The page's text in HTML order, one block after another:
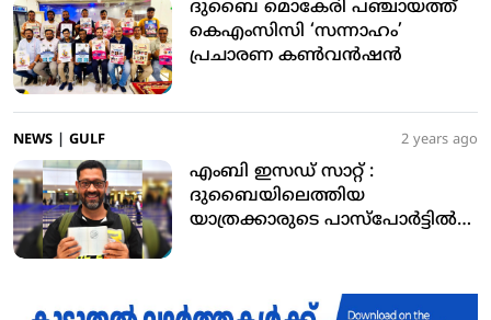
ദുബൈ മൊകേരി പഞ്ചായത്ത്
കെഎംസിസി ‘സന്നാഹം’
പ്രചാരണ കണ്‍വന്‍ഷന്‍
NEWS GULF 2 years ago
എംബി ഇസഡ് സാറ്റ് :
ദുബൈയിലെത്തിയ
യാത്രക്കാരുടെ പാസ്‌പോര്‍ട്ടില്‍